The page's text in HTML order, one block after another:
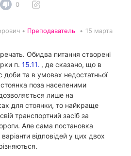
0
• Преподаватель • 15 марта
Обидва питання створені
п. 15.11. , де сказано, що в
доби та в умовах недостатньої
поза населеними
лише на
для стоянки, то найкраще
транспортний засіб за
Але сама постановка
відповідей у ​​цих двох